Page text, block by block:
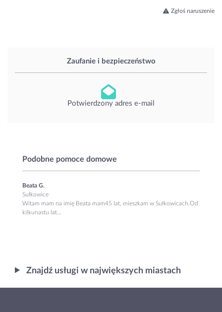
Zaufanie i bezpieczeństwo
Potwierdzony adres e-mail
Podobne pomoce domowe
Beata G.
Sułkowice
Witam mam na imię Beata mam45 lat, mieszkam w Sułkowicach.Od
kilkunastu lat...
Zgłoś naruszenie
Znajdź usługi w największych miastach